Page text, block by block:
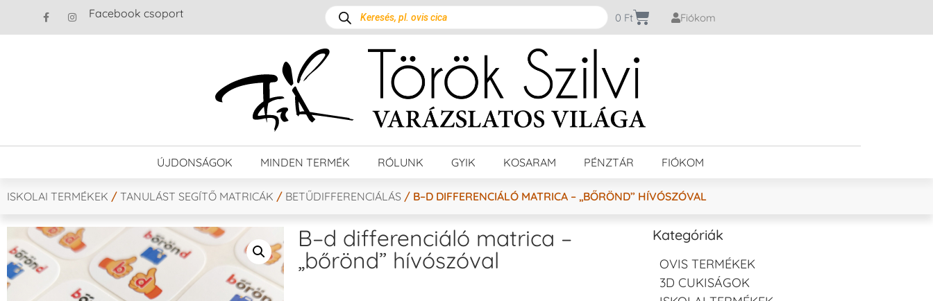
Facebook csoport 0 Ft Fiókom
ÚJDONSÁGOK MINDEN TERMÉK RÓLUNK GYIK KOSARAM PÉNZTÁR FIÓKOM
ISKOLAI TERMÉKEK / TANULÁST SEGÍTŐ MATRICÁK / BETŰDIFFERENCIÁLÁS / B–D DIFFERENCIÁLÓ MATRICA – „BŐRÖND” HÍVÓSZÓVAL
B–d differenciáló matrica –
„bőrönd” hívószóval
Kategóriák
OVIS TERMÉKEK
3D CUKISÁGOK